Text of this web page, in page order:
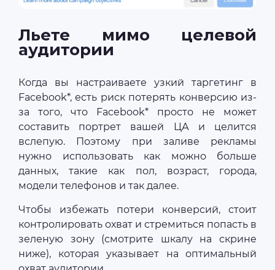
Льете мимо целевой
аудитории
Когда вы настраиваете узкий таргетинг в
Facebook*, есть риск потерять конверсию из-
за того, что Facebook* просто не может
составить портрет вашей ЦА и целится
вслепую. Поэтому при заливе рекламы
нужно использовать как можно больше
данных, такие как пол, возраст, города,
модели телефонов и так далее.
Чтобы избежать потери конверсий, стоит
контролировать охват и стремиться попасть в
зеленую зону (смотрите шкалу на скрине
ниже), которая указывает на оптимальный